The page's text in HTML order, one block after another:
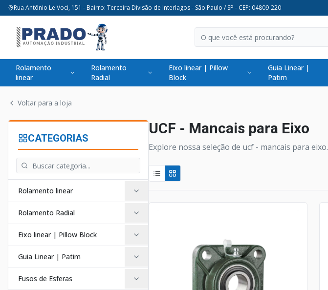
Rua Antônio Le Voci, 151 - Bairro: Terceira Divisão de Interlagos - São Paulo / SP - CEP: 04809-220
Rolamento
linear
Rolamento
Radial
Eixo linear | Pillow
Block
Guia Linear |
Patim
Voltar para a loja
CATEGORIAS
Rolamento linear
Rolamento Radial
Eixo linear | Pillow Block
Guia Linear | Patim
Fusos de Esferas
UCF - Mancais para Eixo
Explore nossa seleção de ucf - mancais para eixo.